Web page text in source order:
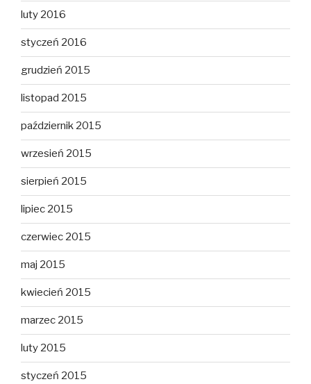
luty 2016
styczeń 2016
grudzień 2015
listopad 2015
październik 2015
wrzesień 2015
sierpień 2015
lipiec 2015
czerwiec 2015
maj 2015
kwiecień 2015
marzec 2015
luty 2015
styczeń 2015